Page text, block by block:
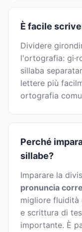
È facile
Dividere
l'ortografia:
sillaba
lettere più
ortografia
Perché
sillabe?
Imparare la
pronuncia
migliore fluidità
e scrittura di
importante. È